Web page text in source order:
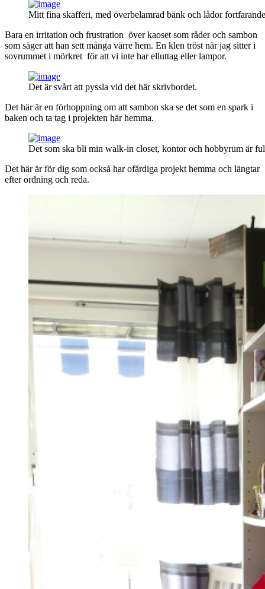
Mitt fina skafferi, med överbelamrad bänk och lådor
Bara en irritation och frustration över kaoset som råder och sambon
som säger att han sett många värre hem. En klen tröst när jag sitter i
sovrummet i mörkret för att vi inte har elluttag eller lampor.
Det är svårt att pyssla vid det här skrivbordet.
Det här är en förhoppning om att sambon ska se det som en spark i
baken och ta tag i projekten här hemma.
Det som ska bli min walk-in closet, kontor och hobbyrum är
Det här är för dig som också har ofärdiga projekt hemma och längtar
efter ordning och reda.